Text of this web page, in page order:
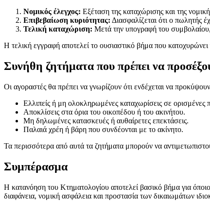
Νομικός έλεγχος: Εξέταση της καταχώρισης και της
Επιβεβαίωση κυριότητας: Διασφαλίζεται ότι ο πωλητής
Τελική καταχώριση: Μετά την υπογραφή του
Η τελική εγγραφή αποτελεί το ουσιαστικό βήμα που κατοχυρώνει
Συνήθη ζητήματα που πρέπει να
Οι αγοραστές θα πρέπει να γνωρίζουν ότι ενδέχεται να
Ελλιπείς ή μη ολοκληρωμένες καταχωρίσεις σε ορισμένες
Αποκλίσεις στα όρια του οικοπέδου ή του ακινήτου.
Μη δηλωμένες κατασκευές ή αυθαίρετες επεκτάσεις.
Παλαιά χρέη ή βάρη που συνδέονται με το ακίνητο.
Τα περισσότερα από αυτά τα ζητήματα μπορούν να
Συμπέρασμα
Η κατανόηση του Κτηματολογίου αποτελεί βασικό βήμα για
διαφάνεια, νομική ασφάλεια και προστασία των δικαιωμάτων